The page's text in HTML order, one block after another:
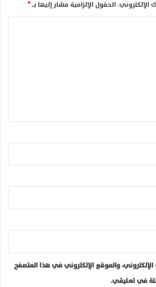
الإلكتروني. الحقول الإلزامية مشار إليها بـ*
والموقع الإلكتروني في هذا المتصفح
في تعليقي.